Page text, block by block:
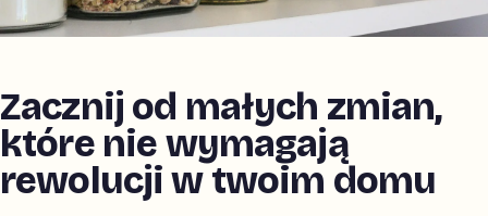
Zacznij od małych zmian,
które nie wymagają
rewolucji w twoim domu